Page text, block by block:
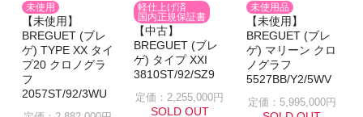
未使用
【未使用】
BREGUET (ブレ
ゲ) TYPE XX タイ
プ20 クロノグラ
フ
2057ST/92/3WU
軽仕上げ済
国内正規保証書
【中古】
BREGUET (ブレ
ゲ) タイプ XXI
3810ST/92/SZ9
定価：2,255,000円
SOLD OUT
未使用品
【未使用】
BREGUET (ブレ
ゲ) マリーン クロ
ノグラフ
5527BB/Y2/5WV
定価：5,995,000円